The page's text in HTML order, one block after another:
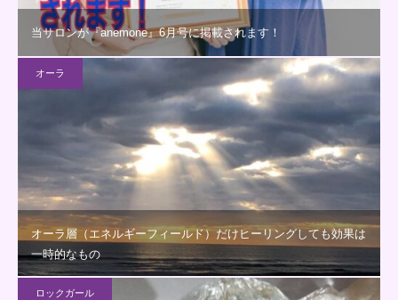
当サロンが『anemone』6月号に掲載されます！
オーラ
オーラ層（エネルギーフィールド）だけヒーリングしても効果は
一時的なもの
ロックガール